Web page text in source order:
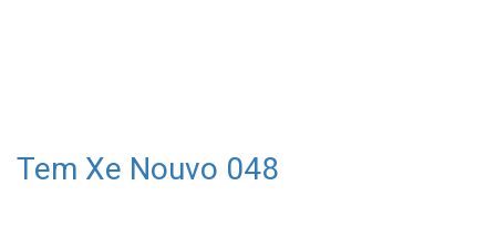
Tem Xe Nouvo 048